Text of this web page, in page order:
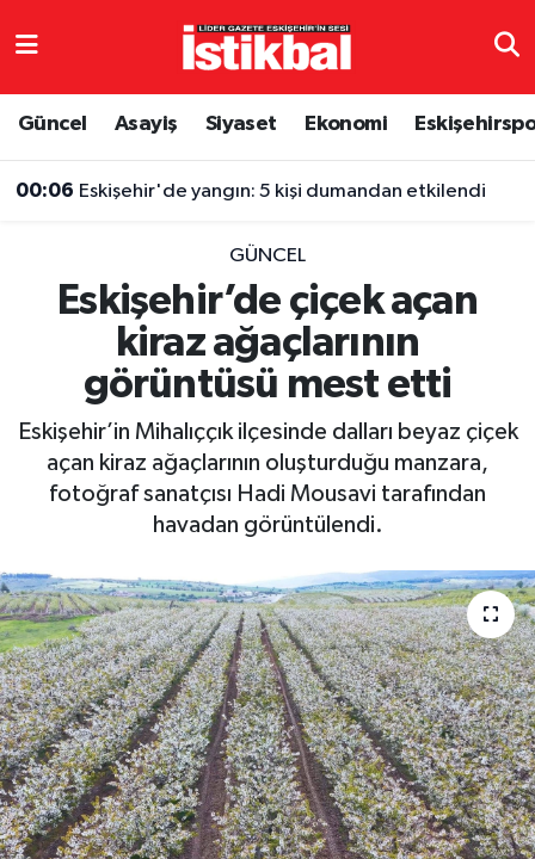
Güncel Asayiş Siyaset Ekonomi
00:06 Eskişehir'de yangın: 5 kişi dumandan etkilendi
GÜNCEL
Eskişehir’de çiçek açan
kiraz ağaçlarının
görüntüsü mest etti
Eskişehir’in Mihalıççık ilçesinde dalları beyaz çiçek
açan kiraz ağaçlarının oluşturduğu manzara,
fotoğraf sanatçısı Hadi Mousavi tarafından
havadan görüntülendi.
Eskişehirspor
Eğitim
Ekonomi
Yaşam
Resmi ilanlar
Eskişehir Nöbetçi Eczaneler
TFF 3.Lig 4.Grup Puan Durumu ve Fikstür
Tüm Manşetler
Son Dakika Haberleri
Haber Arşivi